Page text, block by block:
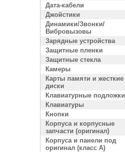
Дата-кабели
Джойстики
Динамики/Звонки/
Вибровызовы
Зарядные устройства
Защитные пленки
Защитные стекла
Камеры
Карты памяти и жесткие
диски
Клавиатурные подложки
Клавиатуры
Кнопки
Корпуса и корпусные
запчасти (оригинал)
Корпуса и панели под
оригинал (класс A)